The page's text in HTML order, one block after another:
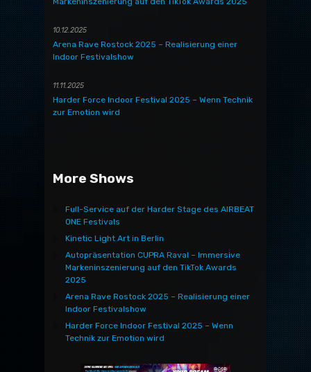
10.12.2025
Arena Rave Rostock 2025 – Realisierung einer
Indoor Festivalshow
11.11.2025
Harder Force Indoor Festival 2025 – Wenn Technik
zur Emotion wird
More Shows
Full-Service auf der Harder Stage des AIRBEAT
ONE Festivals
Kinetic Light Art in Berlin
Autopräsentation CUPRA Raval – Immersive
Markeninszenierung auf den TikTok Awards
2025
Arena Rave Rostock 2025 – Realisierung einer
Indoor Festivalshow
Harder Force Indoor Festival 2025 – Wenn
Technik zur Emotion wird